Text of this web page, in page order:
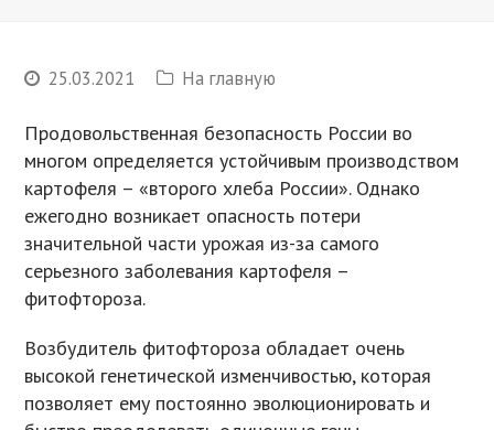
25.03.2021 На главную
Продовольственная безопасность России во
многом определяется устойчивым производством
картофеля – «второго хлеба России». Однако
ежегодно возникает опасность потери
значительной части урожая из-за самого
серьезного заболевания картофеля –
фитофтороза.
Возбудитель фитофтороза обладает очень
высокой генетической изменчивостью, которая
позволяет ему постоянно эволюционировать и